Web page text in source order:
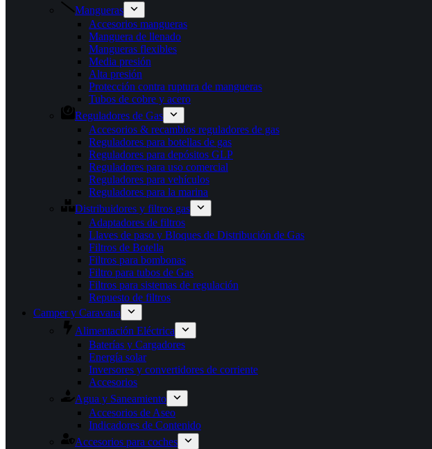
Mangueras
Accesorios mangueras
Manguera de llenado
Mangueras flexibles
Media presión
Alta presión
Protección contra ruptura de mangueras
Tubos de cobre y acero
Reguladores de Gas
Accesorios & recambios reguladores de gas
Reguladores para botellas de gas
Reguladores para depósitos GLP
Reguladores para uso comercial
Reguladores para vehículos
Reguladores para la marina
Distribuidores y filtros gas
Adaptadores de filtros
Llaves de paso y Bloques de Distribución de Gas
Filtros de Botella
Filtros para bombonas
Filtro para tubos de Gas
Filtros para sistemas de regulación
Repuesto de filtros
Camper y Caravana
Alimentación Eléctrica
Baterías y Cargadores
Energía solar
Inversores y convertidores de corriente
Accesorios
Agua y Saneamiento
Accesorios de Aseo
Indicadores de Contenido
Accesorios para coches